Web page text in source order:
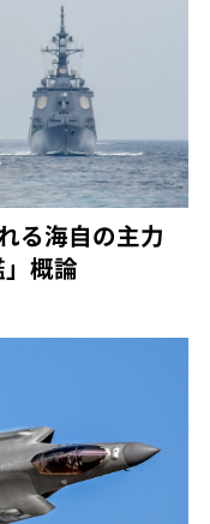
る海自の主力
概論